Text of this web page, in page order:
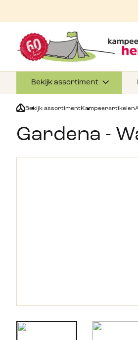
Bekijk assortiment
Bekijk assortimentKampeerartikelen
Gardena -